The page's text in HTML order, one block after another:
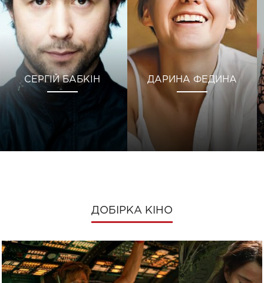
СЕРГІЙ БАБКІН ДАРИНА ФЕДИНА
ДОБІРКА КІНО